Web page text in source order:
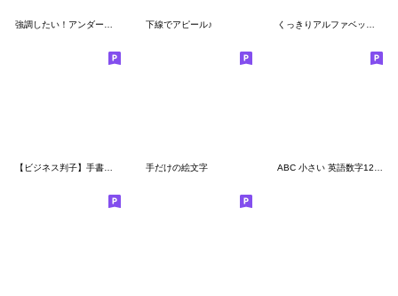
下線でアピール♪
【ビジネス判子】手書き絵文字1 手だけの絵文字 ABC 小さい 英語数字123 虹 絵文字